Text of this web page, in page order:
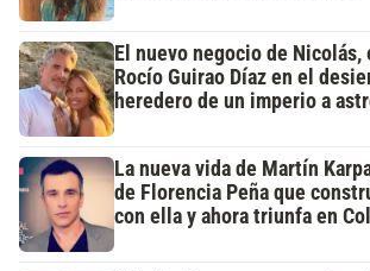
El nuevo negocio de Nicolás,
Rocío Guirao Díaz en el
heredero de un imperio a
La nueva vida de Martín
de Florencia Peña que
con ella y ahora triunfa en